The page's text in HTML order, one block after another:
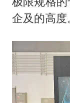
企及的高度